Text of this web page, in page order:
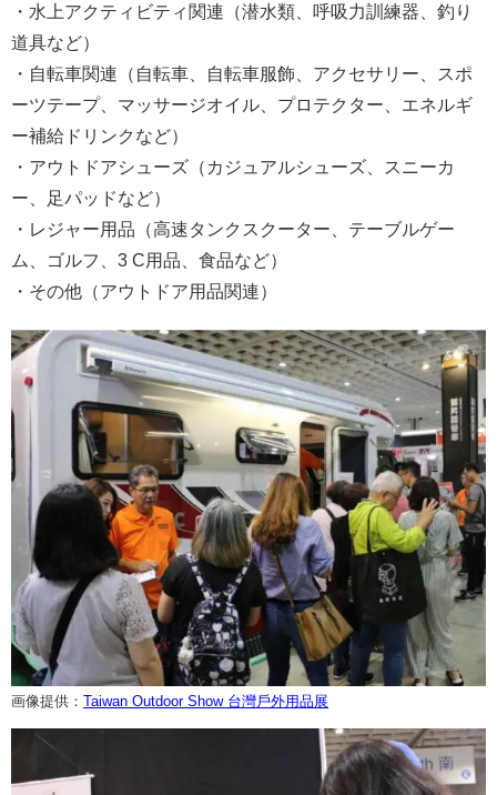
・水上アクティビティ関連（潜水類、呼吸力訓練器、釣り
道具など）
・自転車関連（自転車、自転車服飾、アクセサリー、スポ
ーツテープ、マッサージオイル、プロテクター、エネルギ
ー補給ドリンクなど）
・アウトドアシューズ（カジュアルシューズ、スニーカ
ー、足パッドなど）
・レジャー用品（高速タンクスクーター、テーブルゲー
ム、ゴルフ、3 C用品、食品など）
・その他（アウトドア用品関連）
画像提供： Taiwan Outdoor Show 台灣戶外用品展